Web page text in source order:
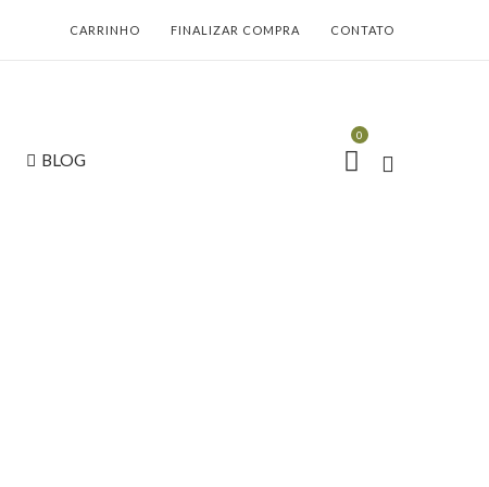
CARRINHO FINALIZAR COMPRA CONTATO
BLOG
0